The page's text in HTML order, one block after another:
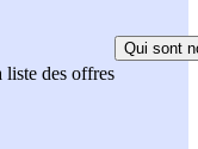
liste des offres
Qui sont